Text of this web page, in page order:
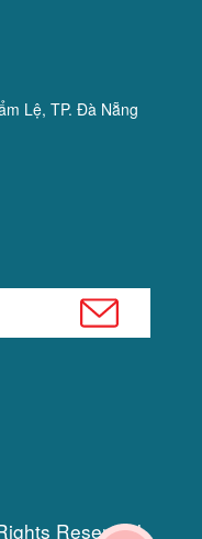
Lệ, TP. Đà Nẵng
Reserved